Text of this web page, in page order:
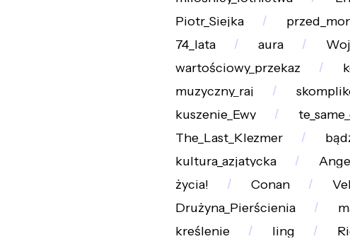
Piotr_Siejka
74_lata
aura
wartościowy_przekaz
muzyczny_raj
kuszenie_Ewy
The_Last_Klezmer
kultura_azjatycka
życia!
Conan
Drużyna_Pierścienia
kreślenie
ling